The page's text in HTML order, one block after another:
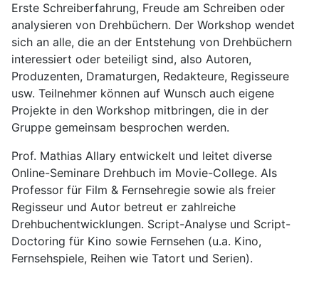
Erste Schreiberfahrung, Freude am Schreiben oder
analysieren von Drehbüchern. Der Workshop wendet
sich an alle, die an der Entstehung von Drehbüchern
interessiert oder beteiligt sind, also Autoren,
Produzenten, Dramaturgen, Redakteure, Regisseure
usw. Teilnehmer können auf Wunsch auch eigene
Projekte in den Workshop mitbringen, die in der
Gruppe gemeinsam besprochen werden.
Prof. Mathias Allary entwickelt und leitet diverse
Online-Seminare Drehbuch im Movie-College. Als
Professor für Film & Fernsehregie sowie als freier
Regisseur und Autor betreut er zahlreiche
Drehbuchentwicklungen. Script-Analyse und Script-
Doctoring für Kino sowie Fernsehen (u.a. Kino,
Fernsehspiele, Reihen wie Tatort und Serien).